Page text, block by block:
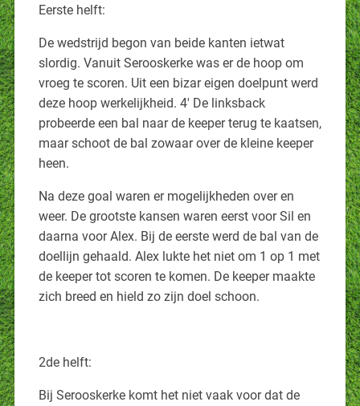
Eerste helft:
De wedstrijd begon van beide kanten ietwat
slordig. Vanuit Serooskerke was er de hoop om
vroeg te scoren. Uit een bizar eigen doelpunt werd
deze hoop werkelijkheid. 4′ De linksback
probeerde een bal naar de keeper terug te kaatsen,
maar schoot de bal zowaar over de kleine keeper
heen.
Na deze goal waren er mogelijkheden over en
weer. De grootste kansen waren eerst voor Sil en
daarna voor Alex. Bij de eerste werd de bal van de
doellijn gehaald. Alex lukte het niet om 1 op 1 met
de keeper tot scoren te komen. De keeper maakte
zich breed en hield zo zijn doel schoon.
2de helft:
Bij Serooskerke komt het niet vaak voor dat de